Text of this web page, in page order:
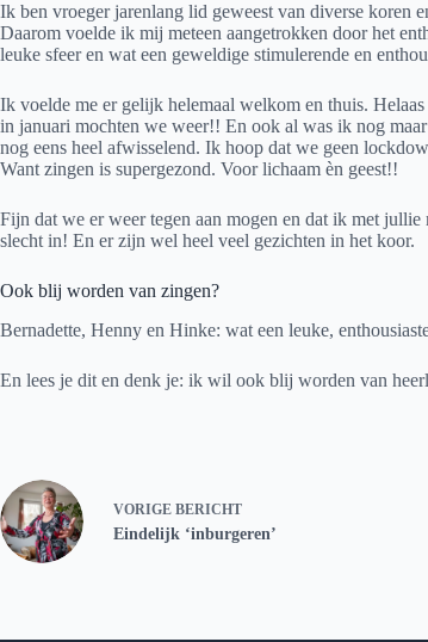
Ik ben vroeger jarenlang lid geweest van diverse koren
Daarom voelde ik mij meteen aangetrokken door het
leuke sfeer en wat een geweldige stimulerende en
Ik voelde me er gelijk helemaal welkom en thuis.
in januari mochten we weer!! En ook al was ik nog
nog eens heel afwisselend. Ik hoop dat we geen
Want zingen is supergezond. Voor lichaam èn geest!!
Fijn dat we er weer tegen aan mogen en dat ik met
slecht in! En er zijn wel heel veel gezichten in het koor.
Ook blij worden van zingen?
Bernadette, Henny en Hinke: wat een leuke,
En lees je dit en denk je: ik wil ook blij worden van
VORIGE BERICHT
Eindelijk ‘inburgeren’